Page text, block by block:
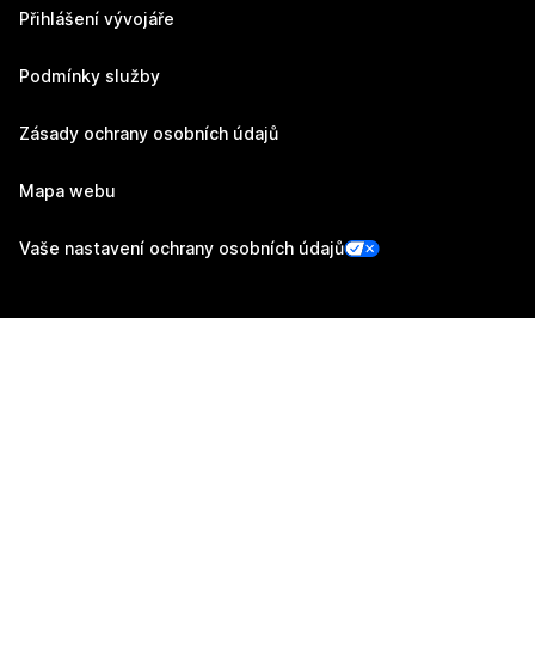
Přihlášení vývojáře
Podmínky služby
Zásady ochrany osobních údajů
Mapa webu
Vaše nastavení ochrany osobních údajů